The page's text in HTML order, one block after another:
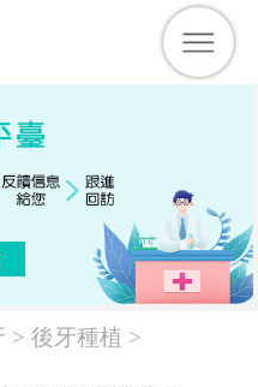
> 後牙種植 >